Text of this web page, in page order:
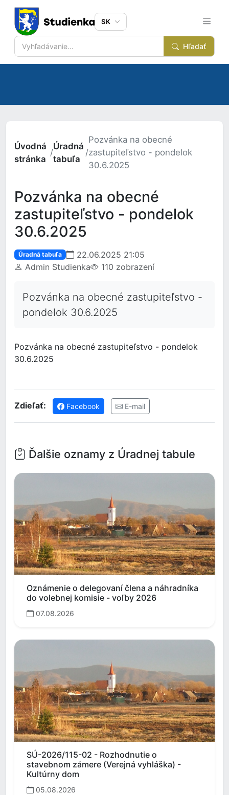
Hľadať
SK
Úvodná
stránka
/
Úradná
tabuľa
/
Pozvánka na obecné
zastupiteľstvo - pondelok
30.6.2025
Pozvánka na obecné
zastupiteľstvo - pondelok
30.6.2025
Úradná tabuľa
22.06.2025 21:05
Admin Studienka
110 zobrazení
Pozvánka na obecné zastupiteľstvo -
pondelok 30.6.2025
Pozvánka na obecné zastupiteľstvo - pondelok
30.6.2025
Zdieľať: Facebook E-mail
Ďalšie oznamy z Úradnej tabule
Oznámenie o delegovaní člena a náhradníka
do volebnej komisie - voľby 2026
07.08.2026
SÚ-2026/115-02 - Rozhodnutie o
stavebnom zámere (Verejná vyhláška) -
Kultúrny dom
05.08.2026